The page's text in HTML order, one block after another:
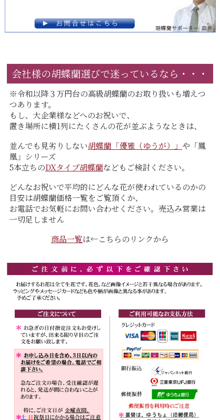
会社様の胡蝶蘭選びで迷っているなら・・・
※令和以降３万円台の高級胡蝶蘭のお取り扱いも増えつ
つあります。
もし、大企業様などへのお祝いで、
置き場所に横1列にたくさんの花が並ぶようなときは、
並んでも見劣りしない胡蝶蘭「優雅（ゆうが）」 や「鳳
凰」シリーズ
5本立ちのDXタイプ胡蝶蘭などもご検討ください。
どんなお祝いで平均的にどんな花が使われているのかの
目安は胡蝶蘭価格一覧をご覧頂くか、
お電話でお気軽にお問い合わせください。売込み営業は
一切足しません
商品一覧は←こちらのリンクから